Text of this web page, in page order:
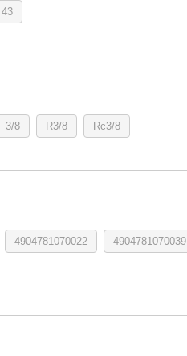
43
3/8 R3/8 Rc3/8
4904781070022 4904781070039